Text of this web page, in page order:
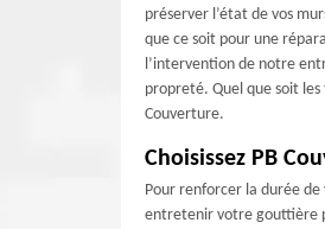
préserver l’état de vos
que ce soit pour une
l’intervention de notre
propreté. Quel que soit
Couverture.
Choisissez PB
Pour renforcer la durée
entretenir votre gouttière